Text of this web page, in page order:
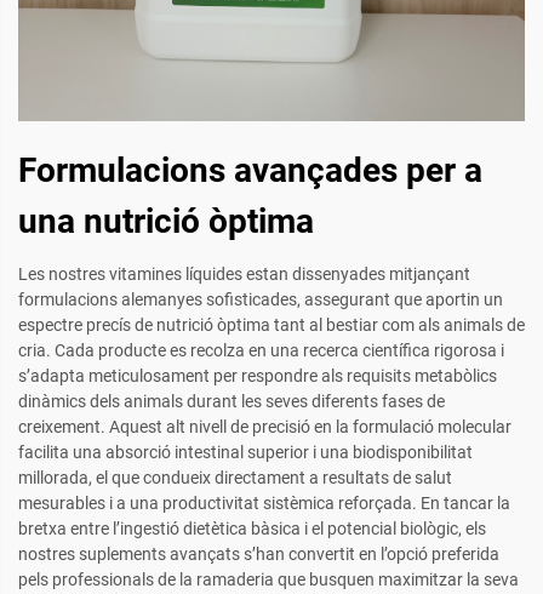
Formulacions avançades per a
una nutrició òptima
Les nostres vitamines líquides estan dissenyades mitjançant
formulacions alemanyes sofisticades, assegurant que aportin un
espectre precís de nutrició òptima tant al bestiar com als animals de
cria. Cada producte es recolza en una recerca científica rigorosa i
s’adapta meticulosament per respondre als requisits metabòlics
dinàmics dels animals durant les seves diferents fases de
creixement. Aquest alt nivell de precisió en la formulació molecular
facilita una absorció intestinal superior i una biodisponibilitat
millorada, el que condueix directament a resultats de salut
mesurables i a una productivitat sistèmica reforçada. En tancar la
bretxa entre l’ingestió dietètica bàsica i el potencial biològic, els
nostres suplements avançats s’han convertit en l’opció preferida
pels professionals de la ramaderia que busquen maximitzar la seva